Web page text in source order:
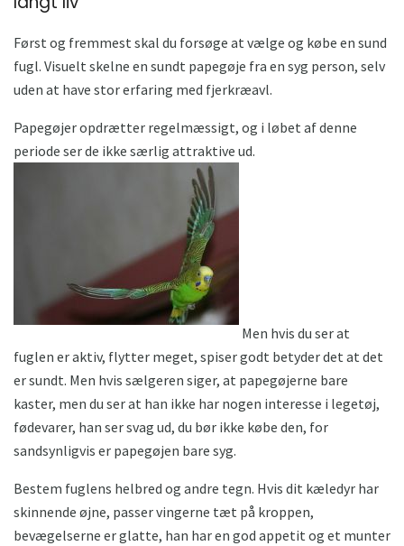
Først og fremmest skal du forsøge at vælge og købe en sund
fugl. Visuelt skelne en sundt papegøje fra en syg person, selv
uden at have stor erfaring med fjerkræavl.
Papegøjer opdrætter regelmæssigt, og i løbet af denne
periode ser de ikke særlig attraktive ud.
Men hvis du ser at
fuglen er aktiv, flytter meget, spiser godt betyder det at det
er sundt. Men hvis sælgeren siger, at papegøjerne bare
kaster, men du ser at han ikke har nogen interesse i legetøj,
fødevarer, han ser svag ud, du bør ikke købe den, for
sandsynligvis er papegøjen bare syg.
Bestem fuglens helbred og andre tegn. Hvis dit kæledyr har
skinnende øjne, passer vingerne tæt på kroppen,
bevægelserne er glatte, han har en god appetit og et munter